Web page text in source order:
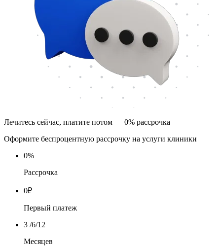
Лечитесь сейчас, платите потом — 0% рассрочка
Оформите беспроцентную рассрочку на услуги клиники
0%
Рассрочка
0₽
Первый платеж
3 /6/12
Месяцев